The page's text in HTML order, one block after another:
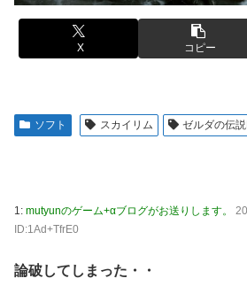
てしまっていると話題にｗｗｗｗ
【悲報】女性配信者「アスペの検査
かるの？」
【画像】ハンターハンターさん、ガ
【画像】週刊少年マガジン、限界突
やる夫のダンジョン運営記189-雑談
にキャス狐さん・世界改変」
い
【朗報】菅直人元総理、再評価され
ｗｗｗｗｗｗｗｗ
はモテない奴確定らしい←お前らは
な？？？？？？？
生終了へ←これw w w w w w
X コピー
ソフト スカイリム ゼルダの伝
1: mutyunのゲーム+αブログがお送りします。
ID:1Ad+TfrE0
論破してしまった・・